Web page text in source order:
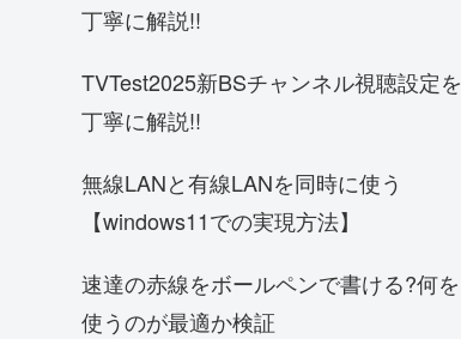
丁寧に解説!!
TVTest2025新BSチャンネル視聴設定を
丁寧に解説!!
無線LANと有線LANを同時に使う
【windows11での実現方法】
速達の赤線をボールペンで書ける?何を
使うのが最適か検証